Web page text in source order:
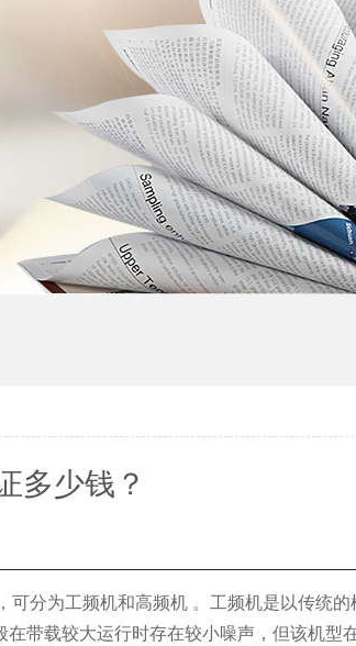
多少钱？
分为工频机和高频机 。工频机是以传统
带载较大运行时存在较小噪声，但该机型